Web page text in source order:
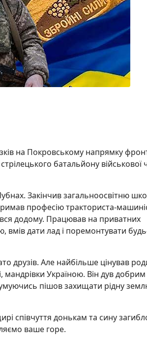
на Покровському напрямку
батальйону військової
Закінчив загальноосвітню
професію тракториста-
додому. Працював на приватних
вмів дати лад і поремонтувати
друзів. Але найбільше цінував
мандрівки Україною. Він дув добрим
пішов захищати рідну
співчуття донькам та сину
ваше горе.